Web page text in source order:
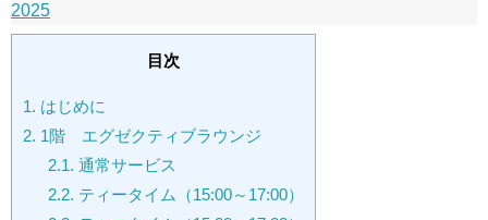
2025
目次
1. はじめに
2. 1階 エグゼクティブラウンジ
2.1. 通常サービス
2.2. ティータイム（15:00～17:00）